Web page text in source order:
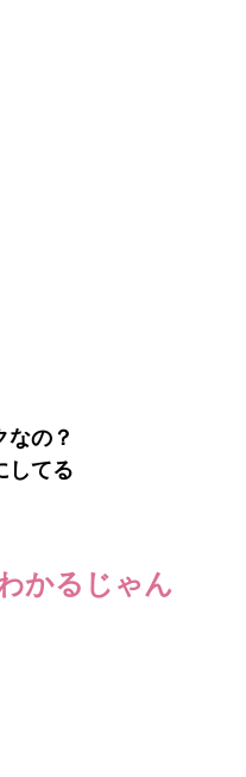
の？
してる
かるじゃん